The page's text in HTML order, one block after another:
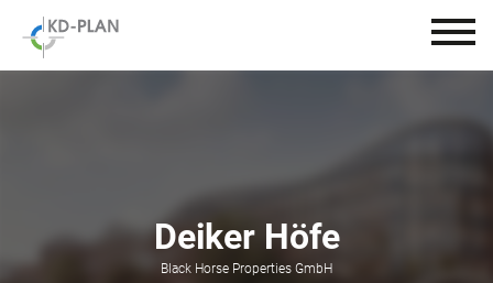
Deiker Höfe
Black Horse Properties GmbH